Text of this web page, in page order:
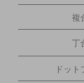
複
丁
ドット